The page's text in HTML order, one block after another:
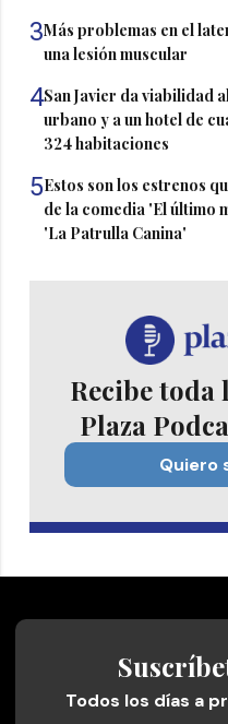
3Más problemas en el
una lesión muscular
4San Javier da viabilidad
urbano y a un hotel de
324 habitaciones
5Estos son los estrenos
de la comedia 'El último
'La Patrulla Canina'
Recibe toda
Plaza
Quiero
Todos los días a